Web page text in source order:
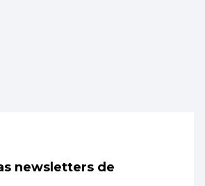
newsletters de